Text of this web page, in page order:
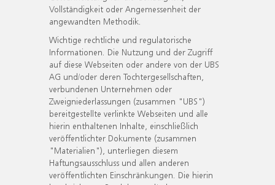
Vollständigkeit oder Angemessenheit der
angewandten Methodik.
Wichtige rechtliche und regulatorische
Informationen. Die Nutzung und der Zugriff
auf diese Webseiten oder andere von der UBS
AG und/oder deren Tochtergesellschaften,
verbundenen Unternehmen oder
Zweigniederlassungen (zusammen "UBS")
bereitgestellte verlinkte Webseiten und alle
hierin enthaltenen Inhalte, einschließlich
veröffentlichter Dokumente (zusammen
"Materialien"), unterliegen diesem
Haftungsausschluss und allen anderen
veröffentlichten Einschränkungen. Die hierin